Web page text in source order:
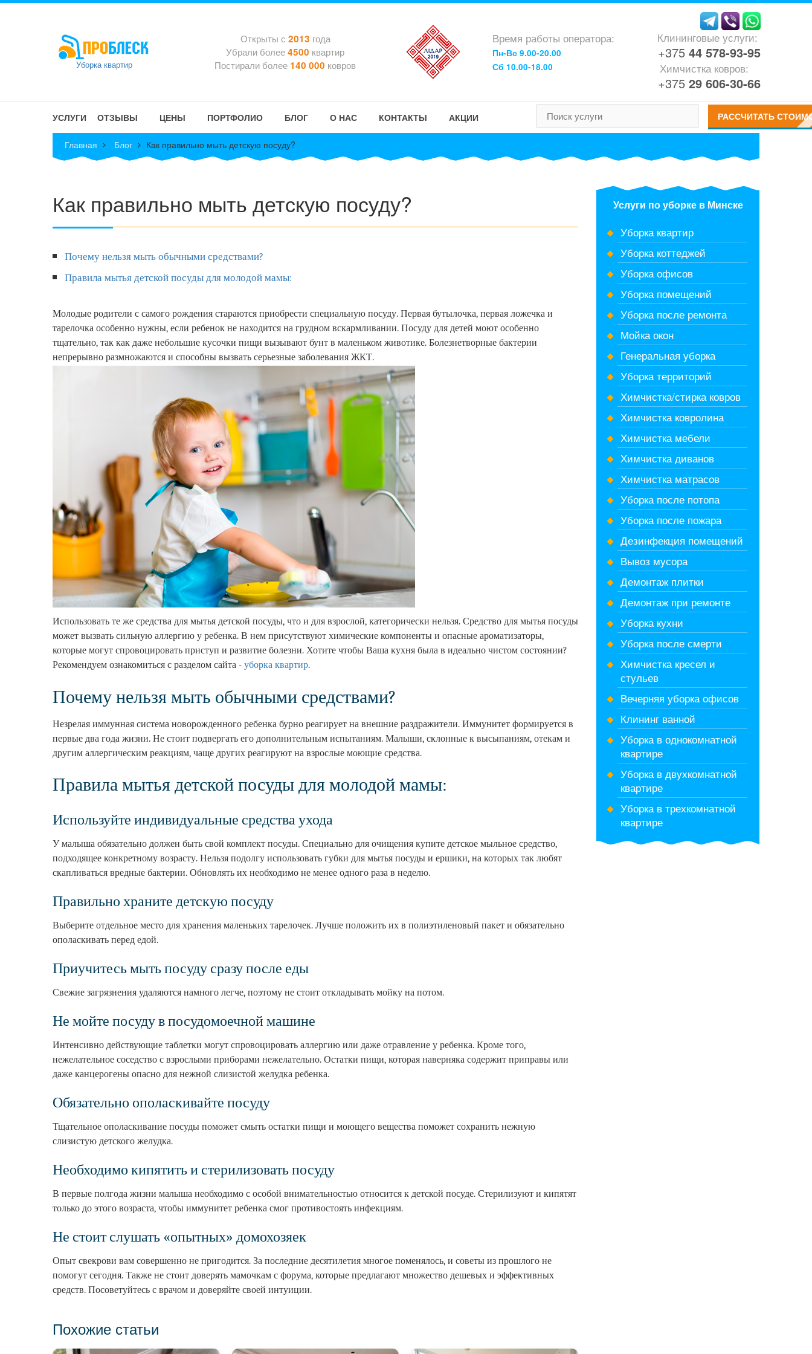
Уборка квартир
Открыты с 2013 года
Убрали более4500 квартир
Постирали более 140 000 ковров
Время работы оператора:
Пн-Вс 9.00-20.00
Сб 10.00-18.00
Клининговые услуги:
+375 44 578-93-95
Химчистка ковров:
+375 29 606-30-66
УСЛУГИ
Уборка квартир
Уборка помещений
Мойка окон
Уборка территорий
Химчистка ковролина
Химчистка/стирка ковров
Химчистка диванов
Химчистка матрасов
Уборка после пожара
Уборка после потопа
Дезинфекция помещений
Вывоз мусора
Демонтаж при ремонте
Демонтаж плитки
Уборка кухни
Уборка после смерти
Химчистка кресел и
стульев
Вечерняя уборка офисов
Клининг ванной
Уборка в однокомнатной
квартире
Уборка в двухкомнатной
Уборка в трехкомнатной
квартире
ОТЗЫВЫ ЦЕНЫ ПОРТФОЛИО БЛОГ О НАС КОНТАКТЫ АКЦИИ РАССЧИТАТЬ
Главная Блог Как правильно мыть детскую посуду?
Как правильно мыть детскую посуду?
Почему нельзя мыть обычными средствами?
Правила мытья детской посуды для молодой мамы:
Молодые родители с самого рождения стараются приобрести специальную посуду. Первая бутылочка, первая ложечка и
тарелочка особенно нужны, если ребенок не находится на грудном вскармливании. Посуду для детей моют особенно
тщательно, так как даже небольшие кусочки пищи вызывают бунт в маленьком животике. Болезнетворные бактерии
непрерывно размножаются и способны вызвать серьезные заболевания ЖКТ.
Использовать те же средства для мытья детской посуды, что и для взрослой, категорически нельзя. Средство для мытья посуды
может вызвать сильную аллергию у ребенка. В нем присутствуют химические компоненты и опасные ароматизаторы,
которые могут спровоцировать приступ и развитие болезни. Хотите чтобы Ваша кухня была в идеально чистом состоянии?
Рекомендуем ознакомиться с разделом сайта - уборка квартир.
Почему нельзя мыть обычными средствами?
Незрелая иммунная система новорожденного ребенка бурно реагирует на внешние раздражители. Иммунитет формируется в
первые два года жизни. Не стоит подвергать его дополнительным испытаниям. Малыши, склонные к высыпаниям, отекам и
другим аллергическим реакциям, чаще других реагируют на взрослые моющие средства.
Правила мытья детской посуды для молодой мамы:
Используйте индивидуальные средства ухода
У малыша обязательно должен быть свой комплект посуды. Специально для очищения купите детское мыльное средство,
подходящее конкретному возрасту. Нельзя подолгу использовать губки для мытья посуды и ершики, на которых так любят
скапливаться вредные бактерии. Обновлять их необходимо не менее одного раза в неделю.
Правильно храните детскую посуду
Выберите отдельное место для хранения маленьких тарелочек. Лучше положить их в полиэтиленовый пакет и обязательно
ополаскивать перед едой.
Приучитесь мыть посуду сразу после еды
Свежие загрязнения удаляются намного легче, поэтому не стоит откладывать мойку на потом.
Не мойте посуду в посудомоечной машине
Интенсивно действующие таблетки могут спровоцировать аллергию или даже отравление у ребенка. Кроме того,
нежелательное соседство с взрослыми приборами нежелательно. Остатки пищи, которая наверняка содержит приправы или
даже канцерогены опасно для нежной слизистой желудка ребенка.
Обязательно ополаскивайте посуду
Тщательное ополаскивание посуды поможет смыть остатки пищи и моющего вещества поможет сохранить нежную
слизистую детского желудка.
Необходимо кипятить и стерилизовать посуду
В первые полгода жизни малыша необходимо с особой внимательностью относится к детской посуде. Стерилизуют и кипятят
только до этого возраста, чтобы иммунитет ребенка смог противостоять инфекциям.
Не стоит слушать «опытных» домохозяек
Опыт свекрови вам совершенно не пригодится. За последние десятилетия многое поменялось, и советы из прошлого не
помогут сегодня. Также не стоит доверять мамочкам с форума, которые предлагают множество дешевых и эффективных
средств. Посоветуйтесь с врачом и доверяйте своей интуиции.
Похожие статьи
Услуги по уборке в Минске
Уборка квартир
Уборка коттеджей
Уборка офисов
Уборка помещений
Уборка после ремонта
Мойка окон
Генеральная уборка
Уборка территорий
Химчистка/стирка ковров
Химчистка ковролина
Химчистка мебели
Химчистка диванов
Химчистка матрасов
Уборка после потопа
Уборка после пожара
Дезинфекция помещений
Вывоз мусора
Демонтаж плитки
Демонтаж при ремонте
Уборка кухни
Уборка после смерти
Химчистка кресел и
стульев
Вечерняя уборка офисов
Клининг ванной
Уборка в однокомнатной
квартире
Уборка в двухкомнатной
квартире
Уборка в трехкомнатной
квартире